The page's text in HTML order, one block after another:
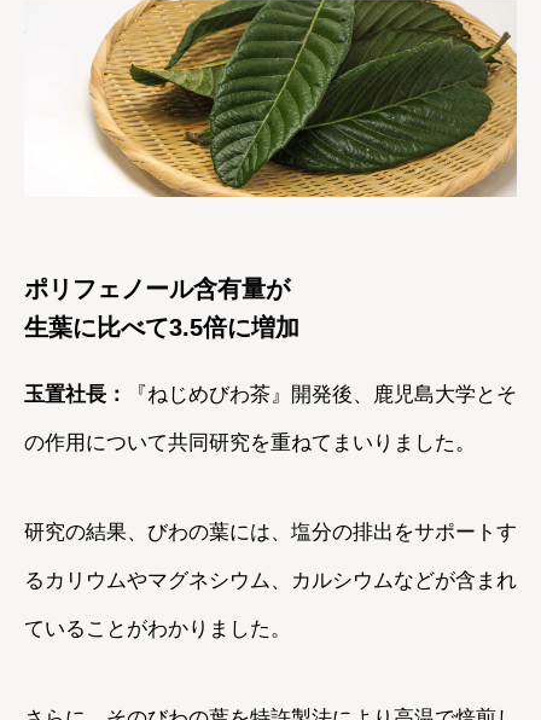
ポリフェノール含有量が
生葉に比べて3.5倍に増加
玉置社長： 『ねじめびわ茶』開発後、鹿児島大学とそ
の作用について共同研究を重ねてまいりました。
研究の結果、びわの葉には、塩分の排出をサポートす
るカリウムやマグネシウム、カルシウムなどが含まれ
ていることがわかりました。